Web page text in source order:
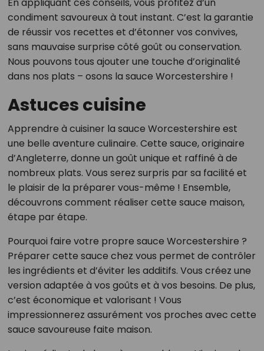
condiment savoureux à tout instant. C’est la garantie
de réussir vos recettes et d’étonner vos convives,
sans mauvaise surprise côté goût ou conservation.
Nous pouvons tous ajouter une touche d’originalité
dans nos plats – osons la sauce Worcestershire !
Astuces cuisine
Apprendre à cuisiner la sauce Worcestershire est
une belle aventure culinaire. Cette sauce, originaire
d’Angleterre, donne un goût unique et raffiné à de
nombreux plats. Vous serez surpris par sa facilité et
le plaisir de la préparer vous-même ! Ensemble,
découvrons comment réaliser cette sauce maison,
étape par étape.
Pourquoi faire votre propre sauce Worcestershire ?
Préparer cette sauce chez vous permet de contrôler
les ingrédients et d’éviter les additifs. Vous créez une
version adaptée à vos goûts et à vos besoins. De plus,
c’est économique et valorisant ! Vous
impressionnerez assurément vos proches avec cette
sauce savoureuse faite maison.